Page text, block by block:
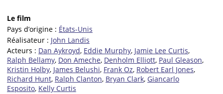
Le film
Pays d’origine : États-Unis
Réalisateur : John Landis
Acteurs : Dan Aykroyd, Eddie Murphy, Jamie Lee Curtis,
Ralph Bellamy, Don Ameche, Denholm Elliott, Paul Gleason,
Kristin Holby, James Belushi, Frank Oz, Robert Earl Jones,
Richard Hunt, Ralph Clanton, Bryan Clark, Giancarlo
Esposito, Kelly Curtis